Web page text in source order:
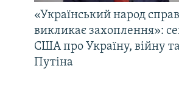
«Український народ
викликає захоплення»:
США про Україну, війну
Путіна